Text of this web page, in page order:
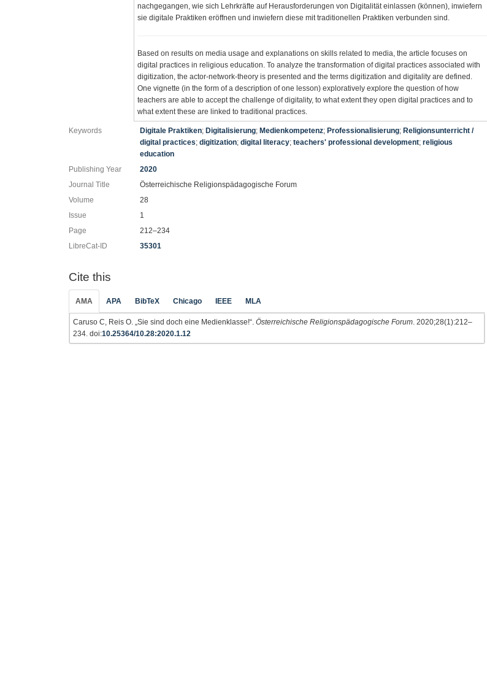
nachgegangen, wie sich Lehrkräfte auf Herausforderungen von Digitalität einlassen (können), inwiefern
sie digitale Praktiken eröffnen und inwiefern diese mit traditionellen Praktiken verbunden sind.
Based on results on media usage and explanations on skills related to media, the article focuses on
digital practices in religious education. To analyze the transformation of digital practices associated with
digitization, the actor-network-theory is presented and the terms digitization and digitality are defined.
One vignette (in the form of a description of one lesson) exploratively explore the question of how
teachers are able to accept the challenge of digitality, to what extent they open digital practices and to
what extent these are linked to traditional practices.
Keywords Digitale Praktiken; Digitalisierung; Medienkompetenz; Professionalisierung; Religionsunterricht /
digital practices;digitization;digital literacy;teachers' professional development;religious
education
Publishing Year
2020
Journal Title
Österreichische Religionspädagogische Forum
Volume
28
Issue
1
Page
212–234
LibreCat-ID
35301
Cite this
AMA APA BibTeX Chicago IEEE MLA
Caruso C, Reis O. „Sie sind doch eine Medienklasse!“. Österreichische Religionspädagogische Forum . 2020;28(1):212–
234. doi:10.25364/10.28:2020.1.12